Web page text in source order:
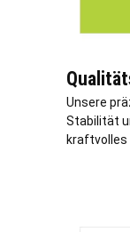
Unsere
Stabilität
kraftvolles